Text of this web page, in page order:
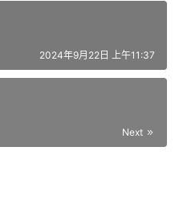
2024年9月22日 上午11:37
Next